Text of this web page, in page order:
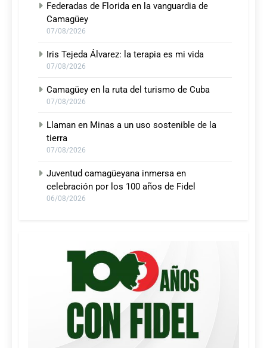
Federadas de Florida en la vanguardia de
Camagüey
07/08/2026
Iris Tejeda Álvarez: la terapia es mi vida
07/08/2026
Camagüey en la ruta del turismo de Cuba
07/08/2026
Llaman en Minas a un uso sostenible de la
tierra
07/08/2026
Juventud camagüeyana inmersa en
celebración por los 100 años de Fidel
06/08/2026